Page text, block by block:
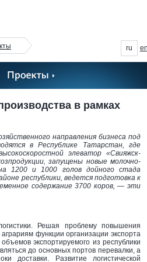
ru
в рамках
направления бизнеса под
в Республике Татарстан, где
элеватор «Свияжск-
запущены новые молочно-
1200 и 1000 голов дойного стада
республики, ведется подготовка к
содержание 3700 коров, — эти
Решая проблему повышения
функции организации экспорта
экспортируемого из республики
до основных портов перевалки, а
доставки. Развитие логистической